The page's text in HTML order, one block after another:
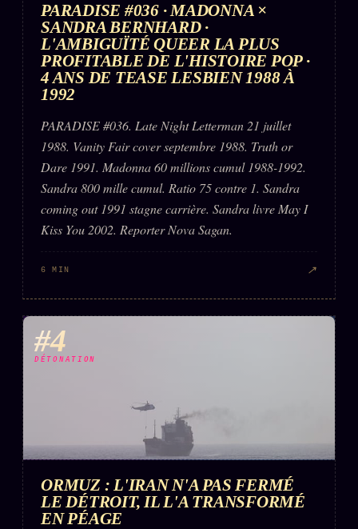
PARADISE #036 · MADONNA ×
SANDRA BERNHARD ·
L'AMBIGUÏTÉ QUEER LA PLUS
PROFITABLE DE L'HISTOIRE POP ·
4 ANS DE TEASE LESBIEN 1988 À
1992
PARADISE #036. Late Night Letterman 21 juillet
1988. Vanity Fair cover septembre 1988. Truth or
Dare 1991. Madonna 60 millions cumul 1988-1992.
Sandra 800 mille cumul. Ratio 75 contre 1. Sandra
coming out 1991 stagne carrière. Sandra livre May I
Kiss You 2002. Reporter Nova Sagan.
6 MIN ↗
#4
DÉTONATION
ORMUZ : L'IRAN N'A PAS FERMÉ
LE DÉTROIT, IL L'A TRANSFORMÉ
EN PÉAGE